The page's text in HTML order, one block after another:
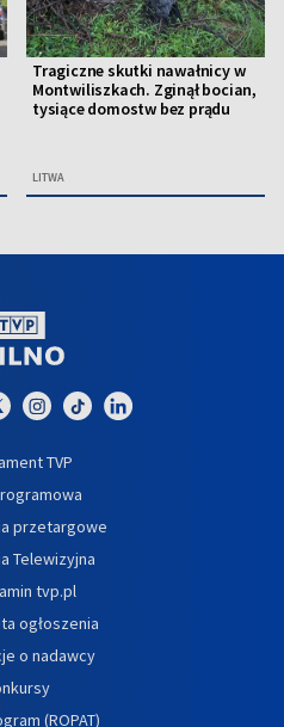
Tragiczne skutki nawałnicy w
Montwiliszkach. Zginął bocian,
tysiące domostw bez prądu
LITWA
TVP
przetargowe
Telewizyjna
tvp.pl
ogłoszenia
o nadawcy
(ROPAT)